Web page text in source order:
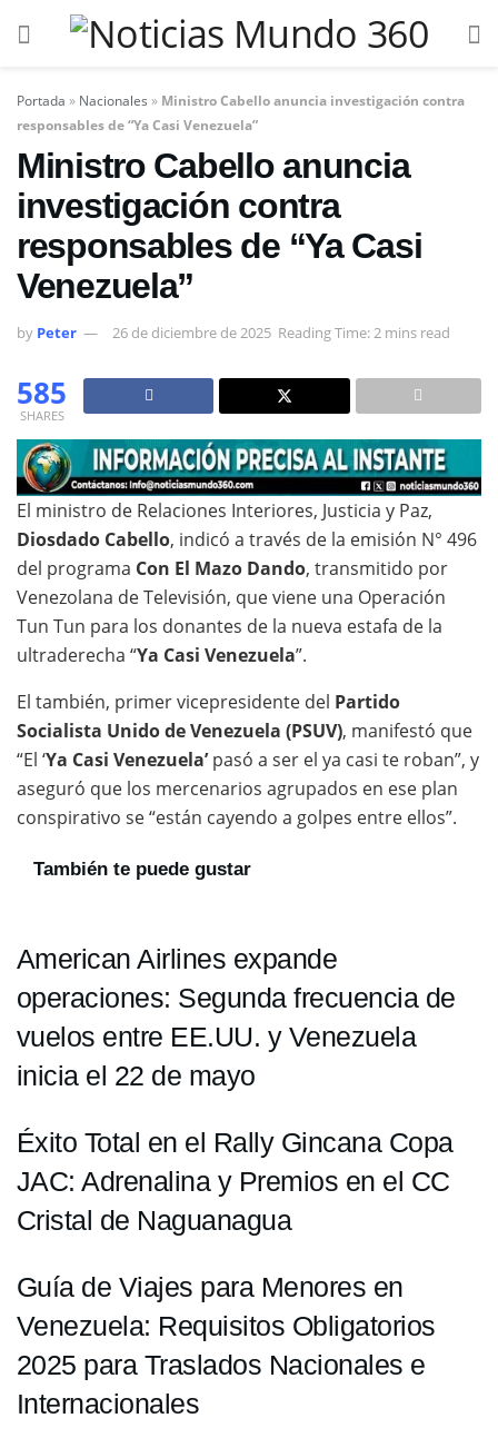
Portada » Nacionales » Ministro Cabello anuncia investigación contra
responsables de “Ya Casi Venezuela”
Ministro Cabello anuncia
investigación contra
responsables de “Ya Casi
Venezuela”
by Peter 26 de diciembre de 2025 Reading Time: 2 mins read
585
SHARES
El ministro de Relaciones Interiores, Justicia y Paz,
Diosdado Cabello, indicó a través de la emisión N° 496
del programa Con El Mazo Dando, transmitido por
Venezolana de Televisión, que viene una Operación
Tun Tun para los donantes de la nueva estafa de la
ultraderecha “Ya Casi Venezuela”.
El también, primer vicepresidente del Partido
Socialista Unido de Venezuela (PSUV), manifestó que
“El ‘Ya Casi Venezuela’pasó a ser el ya casi te roban”, y
aseguró que los mercenarios agrupados en ese plan
conspirativo se “están cayendo a golpes entre ellos”.
También te puede gustar
American Airlines expande
operaciones: Segunda frecuencia de
vuelos entre EE.UU. y Venezuela
inicia el 22 de mayo
Éxito Total en el Rally Gincana Copa
JAC: Adrenalina y Premios en el CC
Cristal de Naguanagua
Guía de Viajes para Menores en
Venezuela: Requisitos Obligatorios
2025 para Traslados Nacionales e
Internacionales